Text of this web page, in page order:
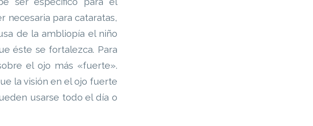
necesaria para cataratas,
de la ambliopía el niño
éste se fortalezca. Para
el ojo más «fuerte».
la visión en el ojo fuerte
usarse todo el día o